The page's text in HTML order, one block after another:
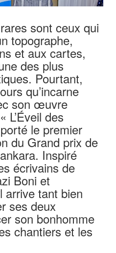
sont ceux qui
topographe,
et aux cartes,
des plus
Pourtant,
qu’incarne
son œuvre
L’Éveil des
le premier
du Grand prix de
Inspiré
écrivains de
Boni et
arrive tant bien
ses deux
son bonhomme
chantiers et les